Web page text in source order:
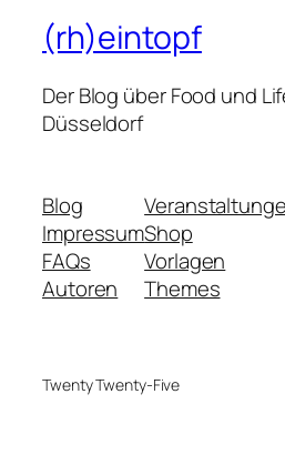
(rh)eintopf
Der Blog über Food und
Düsseldorf
Blog
Impressum
FAQs
Autoren
Shop
Vorlagen
Themes
Twenty Twenty-Five